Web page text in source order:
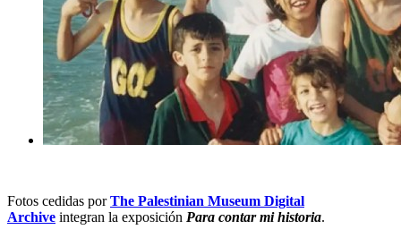
Fotos cedidas porThe Palestinian Museum Digital
Archive integran la exposición Para contar mi historia.